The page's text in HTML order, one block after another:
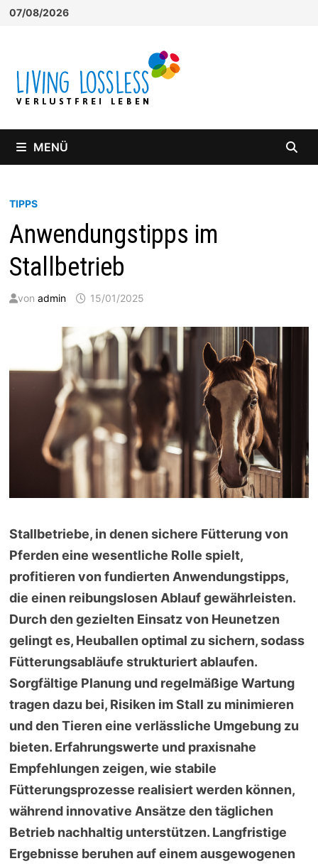
Zum
07/08/2026
MENÜ
TIPPS
Anwendungstipps im
Stallbetrieb
von admin 15/01/2025
Stallbetriebe, in denen sichere Fütterung von
Pferden eine wesentliche Rolle spielt,
profitieren von fundierten Anwendungstipps,
die einen reibungslosen Ablauf gewährleisten.
Durch den gezielten Einsatz von Heunetzen
gelingt es, Heuballen optimal zu sichern, sodass
Fütterungsabläufe strukturiert ablaufen.
Sorgfältige Planung und regelmäßige Wartung
tragen dazu bei, Risiken im Stall zu minimieren
und den Tieren eine verlässliche Umgebung zu
bieten. Erfahrungswerte und praxisnahe
Empfehlungen zeigen, wie stabile
Fütterungsprozesse realisiert werden können,
während innovative Ansätze den täglichen
Betrieb nachhaltig unterstützen. Langfristige
Ergebnisse beruhen auf einem ausgewogenen